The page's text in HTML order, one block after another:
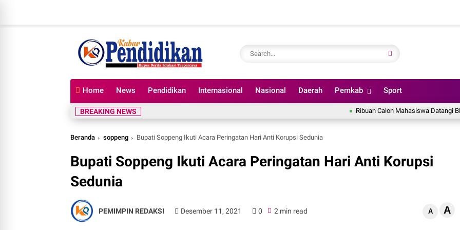
Home News Pendidikan Internasional Nasional Daerah Pemkab Sport
BREAKING NEWS Ribuan Calon Mahasiswa Datangi BINUS
Beranda soppeng Bupati Soppeng Ikuti Acara Peringatan Hari Anti Korupsi Sedunia
Bupati Soppeng Ikuti Acara Peringatan Hari Anti Korupsi
Sedunia
PEMIMPIN REDAKSI Desember 11, 2021 0 2 min read A A